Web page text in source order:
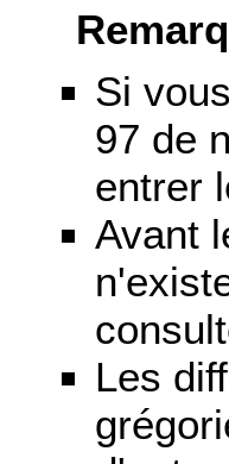
Si
97 de
entrer
Avant
Les